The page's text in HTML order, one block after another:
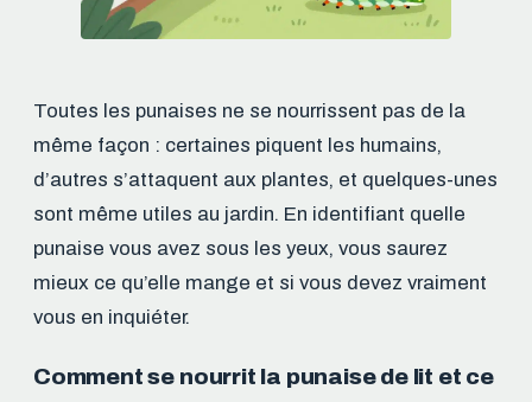
Toutes les punaises ne se nourrissent pas de la
même façon : certaines piquent les humains,
d’autres s’attaquent aux plantes, et quelques-unes
sont même utiles au jardin. En identifiant quelle
punaise vous avez sous les yeux, vous saurez
mieux ce qu’elle mange et si vous devez vraiment
vous en inquiéter.
Comment se nourrit la punaise de lit et ce